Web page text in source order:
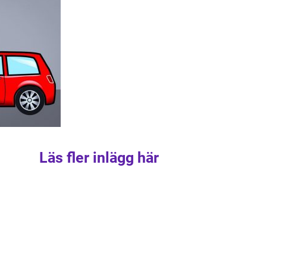
Läs fler inlägg här